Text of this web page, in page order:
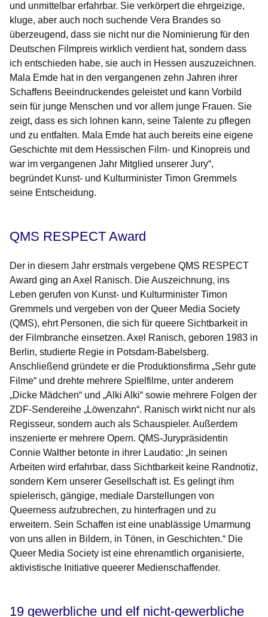
und unmittelbar erfahrbar. Sie verkörpert die ehrgeizige,
kluge, aber auch noch suchende Vera Brandes so
überzeugend, dass sie nicht nur die Nominierung für den
Deutschen Filmpreis wirklich verdient hat, sondern dass
ich entschieden habe, sie auch in Hessen auszuzeichnen.
Mala Emde hat in den vergangenen zehn Jahren ihrer
Schaffens Beeindruckendes geleistet und kann Vorbild
sein für junge Menschen und vor allem junge Frauen. Sie
zeigt, dass es sich lohnen kann, seine Talente zu pflegen
und zu entfalten. Mala Emde hat auch bereits eine eigene
Geschichte mit dem Hessischen Film- und Kinopreis und
war im vergangenen Jahr Mitglied unserer Jury“,
begründet Kunst- und Kulturminister Timon Gremmels
seine Entscheidung.
QMS RESPECT Award
Der in diesem Jahr erstmals vergebene QMS RESPECT
Award ging an Axel Ranisch. Die Auszeichnung, ins
Leben gerufen von Kunst- und Kulturminister Timon
Gremmels und vergeben von der Queer Media Society
(QMS), ehrt Personen, die sich für queere Sichtbarkeit in
der Filmbranche einsetzen. Axel Ranisch, geboren 1983 in
Berlin, studierte Regie in Potsdam-Babelsberg.
Anschließend gründete er die Produktionsfirma „Sehr gute
Filme“ und drehte mehrere Spielfilme, unter anderem
„Dicke Mädchen“ und „Alki Alki“ sowie mehrere Folgen der
ZDF-Sendereihe „Löwenzahn“. Ranisch wirkt nicht nur als
Regisseur, sondern auch als Schauspieler. Außerdem
inszenierte er mehrere Opern. QMS-Jurypräsidentin
Connie Walther betonte in ihrer Laudatio: „In seinen
Arbeiten wird erfahrbar, dass Sichtbarkeit keine Randnotiz,
sondern Kern unserer Gesellschaft ist. Es gelingt ihm
spielerisch, gängige, mediale Darstellungen von
Queerness aufzubrechen, zu hinterfragen und zu
erweitern. Sein Schaffen ist eine unablässige Umarmung
von uns allen in Bildern, in Tönen, in Geschichten.“ Die
Queer Media Society ist eine ehrenamtlich organisierte,
aktivistische Initiative queerer Medienschaffender.
19 gewerbliche und elf nicht-gewerbliche